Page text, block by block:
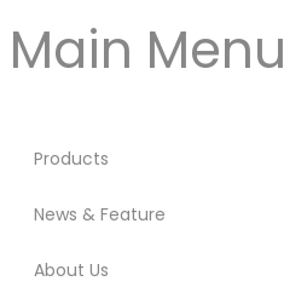
Main Menu
Products
News & Feature
About Us